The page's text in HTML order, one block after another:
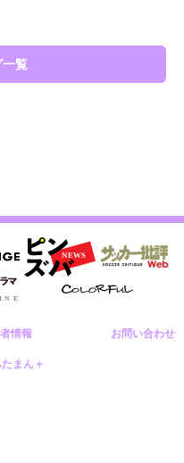
一覧
情報 お問い合わせ
まん＋